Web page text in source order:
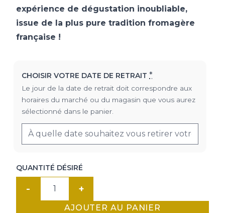
expérience de dégustation inoubliable,
issue de la plus pure tradition fromagère
française !
CHOISIR VOTRE DATE DE RETRAIT *
Le jour de la date de retrait doit correspondre aux
horaires du marché ou du magasin que vous aurez
sélectionné dans le panier.
QUANTITÉ DÉSIRÉ
AJOUTER AU PANIER